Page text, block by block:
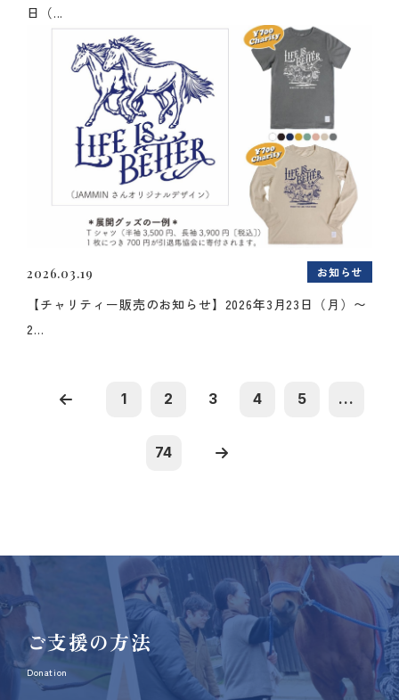
日（...
2026.03.19 お知らせ
【チャリティー販売のお知らせ】2026年3月23日（月）〜
2...
1 2 3 4 5 ...
74
ご支援の方法
Donation